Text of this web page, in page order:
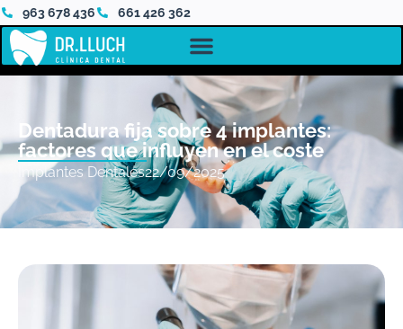
963 678 436 661 426 362
Dentadura fija sobre 4 implantes:
factores que influyen en el coste
Implantes Dentales22/09/2025